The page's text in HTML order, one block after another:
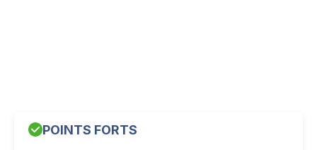
POINTS FORTS